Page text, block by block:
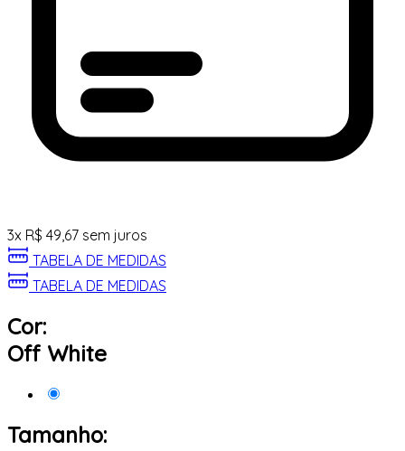
3x R$ 49,67 sem juros
TABELA DE MEDIDAS
TABELA DE MEDIDAS
Cor:
Off White
Tamanho: